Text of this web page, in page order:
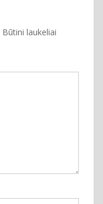
Būtini laukeliai